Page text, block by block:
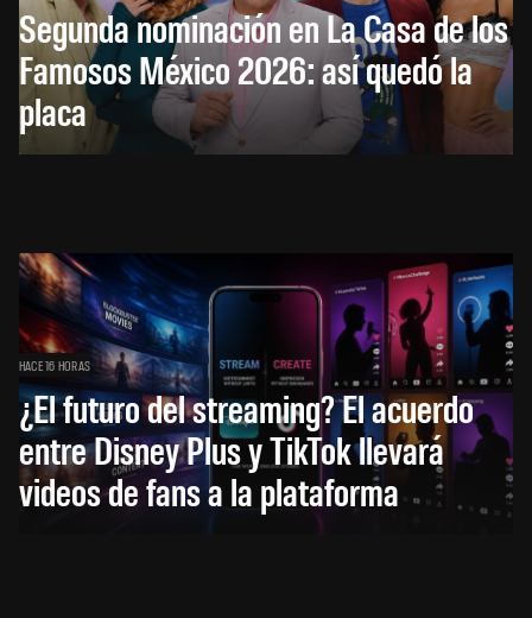
Segunda nominación en La Casa de los
Famosos México 2026: así quedó la
placa
HACE 16 HORAS
¿El futuro del streaming? El acuerdo
entre Disney Plus y TikTok llevará
videos de fans a la plataforma